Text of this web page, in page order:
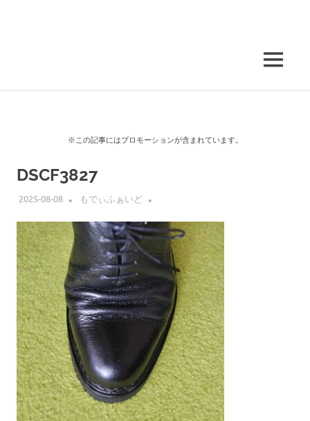
MENU
※この記事にはプロモーションが含まれています。
DSCF3827
2025-08-08 もでぃふぁいど